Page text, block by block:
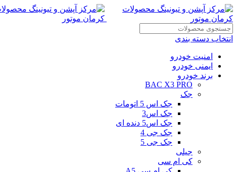
انتخاب دسته بندی
امنیت خودرو
ایمنی خودرو
برند خودرو
BAC X3 PRO
جک
جک اس 5 اتومات
جک اس3
جک اس5 دنده ای
جک جی 4
جک جی 5
جیلی
کی ام سی